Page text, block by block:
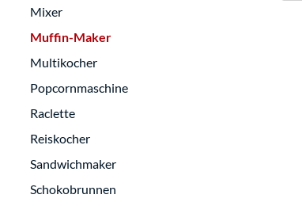
Mixer
Muffin-Maker
Multikocher
Popcornmaschine
Raclette
Reiskocher
Sandwichmaker
Schokobrunnen